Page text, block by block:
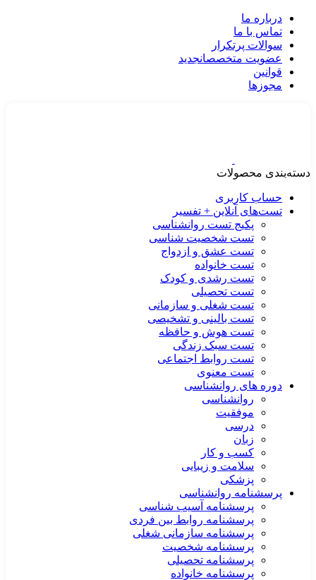
درباره ما
تماس با ما
سوالات پرتکرار
عضویت متخصصانجدید
قوانین
مجوزها
دسته‌بندی محصولات
حساب کاربری
تست‌های آنلاین + تفسیر
پکیج تست روانشناسی
تست شخصیت شناسی
تست عشق و ازدواج
تست خانواده
تست رشدی و کودک
تست تحصیلی
تست شغلی و سازمانی
تست بالینی و تشخیصی
تست هوش و حافظه
تست سبک زندگی
تست روابط اجتماعی
تست معنوی
دوره های روانشناسی
روانشناسی
موفقیت
درسی
زبان
کسب و کار
سلامت و زیبایی
پزشکی
پرسشنامه روانشناسی
پرسشنامه آسیب شناسی
پرسشنامه روابط بین فردی
پرسشنامه سازمانی شغلی
پرسشنامه شخصیت
پرسشنامه تحصیلی
پرسشنامه خانواده